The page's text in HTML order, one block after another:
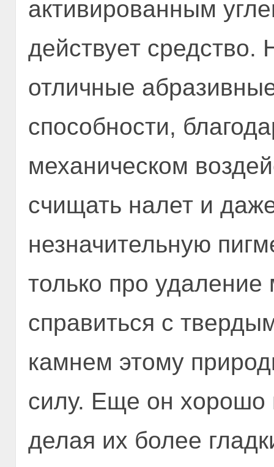
активированным
действует
отличные
способности,
механическом
счищать налет и
незначительную
только про удаление
справиться с
камнем этому
силу. Еще он хорошо
делая их более